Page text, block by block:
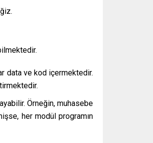
data ve kod içermektedir.
Örneğin, muhasebe
her modül programın